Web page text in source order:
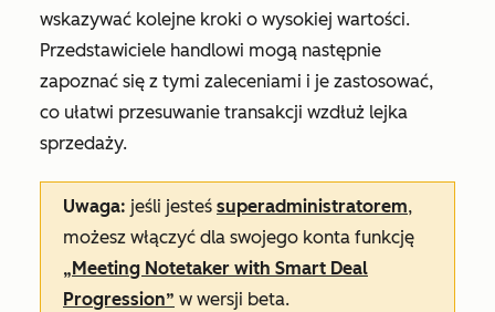
wskazywać kolejne kroki o wysokiej wartości.
Przedstawiciele handlowi mogą następnie
zapoznać się z tymi zaleceniami i je zastosować,
co ułatwi przesuwanie transakcji wzdłuż lejka
sprzedaży.
Uwaga: jeśli jesteś superadministratorem,
możesz włączyć dla swojego konta funkcję
„Meeting Notetaker with Smart Deal
Progression” w wersji beta.